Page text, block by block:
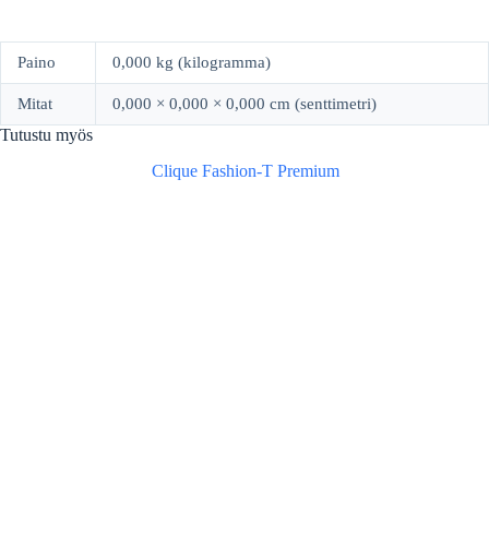
Paino 0,000 kg (kilogramma)
Mitat 0,000 × 0,000 × 0,000 cm (senttimetri)
Tutustu myös